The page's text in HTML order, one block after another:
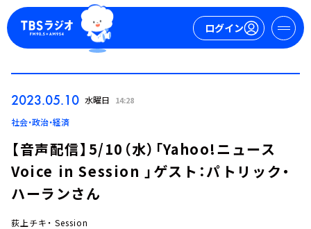
ログイン
2023.05.10 水曜日 14:28
社会・政治・経済
【音声配信】5/10（水）「Yahoo!ニュース
Voice in Session 」ゲスト：パトリック・
ハーランさん
荻上チキ・ Session